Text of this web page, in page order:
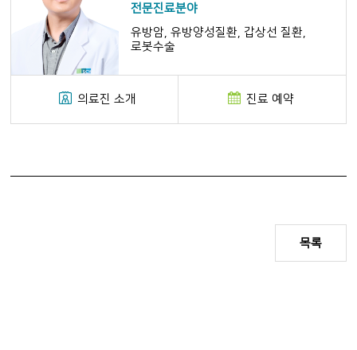
전문진료분야
유방암, 유방양성질환, 갑상선 질환,
로봇수술
의료진 소개 진료 예약
목록